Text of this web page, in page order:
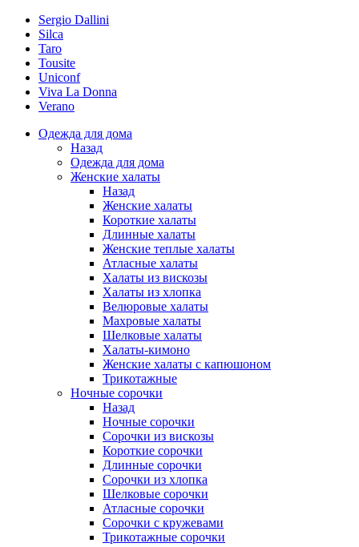
Sergio Dallini
Silca
Taro
Tousite
Uniconf
Viva La Donna
Verano
Одежда для дома
Назад
Одежда для дома
Женские халаты
Назад
Женские халаты
Короткие халаты
Длинные халаты
Женские теплые халаты
Атласные халаты
Халаты из вискозы
Халаты из хлопка
Велюровые халаты
Махровые халаты
Шелковые халаты
Халаты-кимоно
Женские халаты с капюшоном
Трикотажные
Ночные сорочки
Назад
Ночные сорочки
Сорочки из вискозы
Короткие сорочки
Длинные сорочки
Сорочки из хлопка
Шелковые сорочки
Атласные сорочки
Сорочки с кружевами
Трикотажные сорочки